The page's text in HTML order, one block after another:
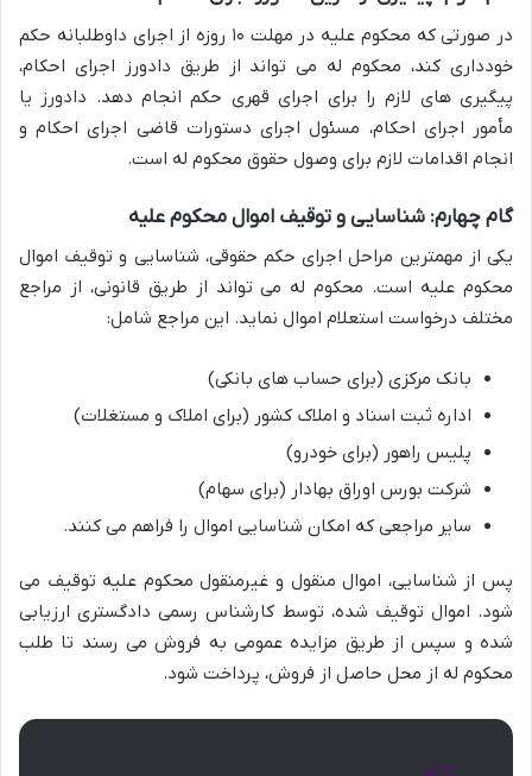
در صورتی که محکوم علیه در مهلت ۱۰ روزه از اجرای داوطلبانه حکم
خودداری کند، محکوم له می تواند از طریق دادورز اجرای احکام،
پیگیری های لازم را برای اجرای قهری حکم انجام دهد. دادورز یا
مأمور اجرای احکام، مسئول اجرای دستورات قاضی اجرای احکام و
انجام اقدامات لازم برای وصول حقوق محکوم له است.
گام چهارم: شناسایی و توقیف اموال محکوم علیه
یکی از مهمترین مراحل اجرای حکم حقوقی، شناسایی و توقیف اموال
محکوم علیه است. محکوم له می تواند از طریق قانونی، از مراجع
مختلف درخواست استعلام اموال نماید. این مراجع شامل:
بانک مرکزی (برای حساب های بانکی)
اداره ثبت اسناد و املاک کشور (برای املاک و مستغلات)
پلیس راهور (برای خودرو)
شرکت بورس اوراق بهادار (برای سهام)
سایر مراجعی که امکان شناسایی اموال را فراهم می کنند.
پس از شناسایی، اموال منقول و غیرمنقول محکوم علیه توقیف می
شود. اموال توقیف شده، توسط کارشناس رسمی دادگستری ارزیابی
شده و سپس از طریق مزایده عمومی به فروش می رسند تا طلب
محکوم له از محل حاصل از فروش، پرداخت شود.